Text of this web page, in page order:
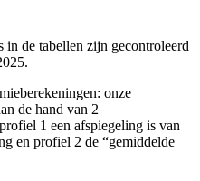
in de tabellen zijn gecontroleerd
onze
de hand van 2
1 een afspiegeling is van
en profiel 2 de “gemiddelde